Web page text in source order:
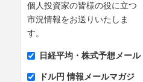
個人投資家の皆様の役に立つ
市況情報をお送りいたしま
す。
日経平均・株式予想メール
ドル円 情報メールマガジ